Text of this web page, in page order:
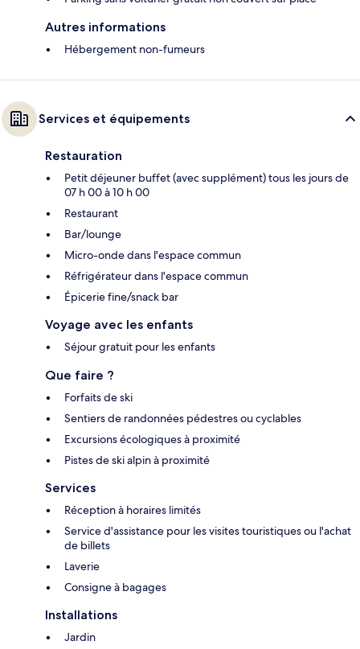
Autres informations
Hébergement non-fumeurs
Services et équipements
Restauration
Petit déjeuner buffet (avec supplément) tous les jours de
07 h 00 à 10 h 00
Restaurant
Bar/lounge
Micro-onde dans l'espace commun
Réfrigérateur dans l'espace commun
Épicerie fine/snack bar
Voyage avec les enfants
Séjour gratuit pour les enfants
Que faire ?
Forfaits de ski
Sentiers de randonnées pédestres ou cyclables
Excursions écologiques à proximité
Pistes de ski alpin à proximité
Services
Réception à horaires limités
Service d'assistance pour les visites touristiques ou l'achat
de billets
Laverie
Consigne à bagages
Installations
Jardin